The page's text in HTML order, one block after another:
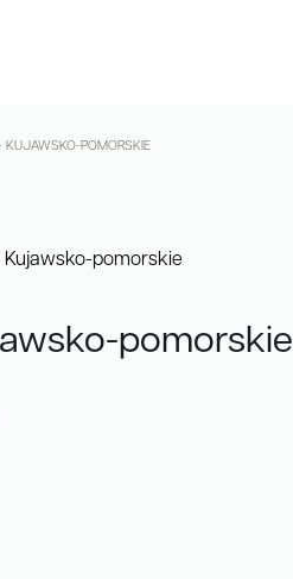
KUJAWSKO-POMORSKIE
Kujawsko-pomorskie
pomorskie